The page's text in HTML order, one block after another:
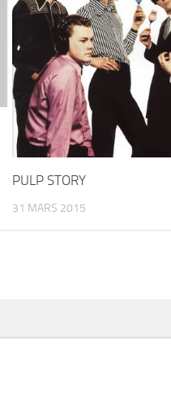
PULP STORY
31 MARS 2015